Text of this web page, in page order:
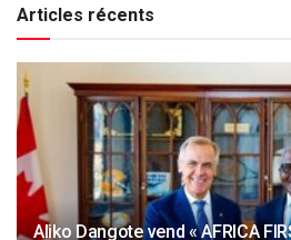
Articles récents
Aliko Dangote vend « AFRICA